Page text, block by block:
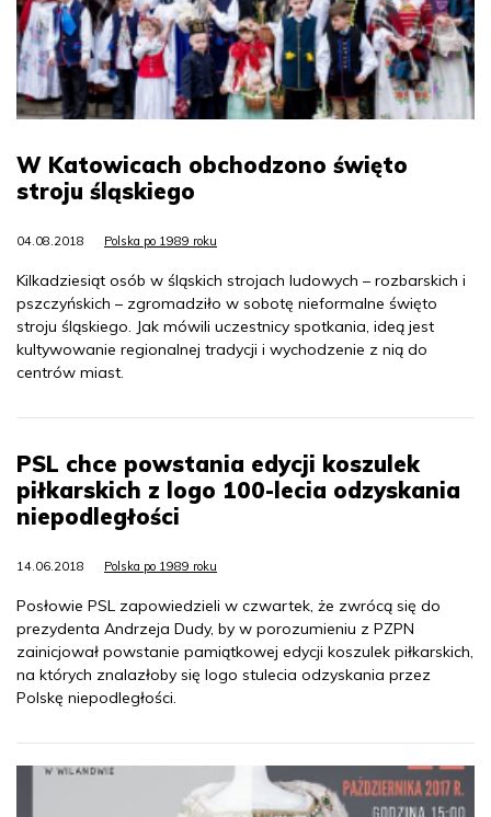
W Katowicach obchodzono święto
stroju śląskiego
04.08.2018 Polska po 1989 roku
Kilkadziesiąt osób w śląskich strojach ludowych – rozbarskich i
pszczyńskich – zgromadziło w sobotę nieformalne święto
stroju śląskiego. Jak mówili uczestnicy spotkania, ideą jest
kultywowanie regionalnej tradycji i wychodzenie z nią do
centrów miast.
PSL chce powstania edycji koszulek
piłkarskich z logo 100-lecia odzyskania
niepodległości
14.06.2018 Polska po 1989 roku
Posłowie PSL zapowiedzieli w czwartek, że zwrócą się do
prezydenta Andrzeja Dudy, by w porozumieniu z PZPN
zainicjował powstanie pamiątkowej edycji koszulek piłkarskich,
na których znalazłoby się logo stulecia odzyskania przez
Polskę niepodległości.